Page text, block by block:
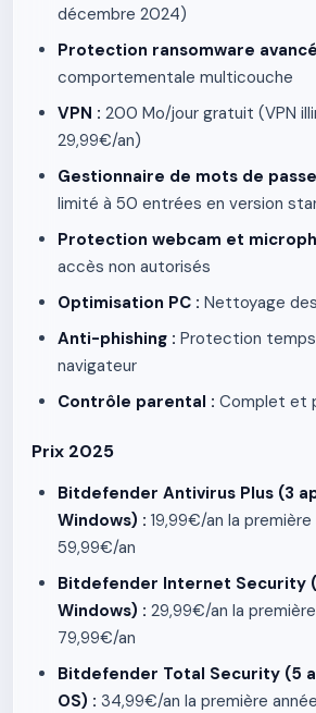
décembre 2024)
Protection ransomware
comportementale multicouche
VPN : 200 Mo/jour gratuit (VPN
29,99€/an)
Gestionnaire de mots de
limité à 50 entrées en version
Protection webcam et
accès non autorisés
Optimisation PC : Nettoyage
Anti-phishing : Protection
navigateur
Contrôle parental : Complet et
Prix 2025
Bitdefender Antivirus Plus (3
Windows) : 19,99€/an la première
59,99€/an
Bitdefender Internet Security
Windows) : 29,99€/an la
79,99€/an
Bitdefender Total Security (5
OS) : 34,99€/an la première